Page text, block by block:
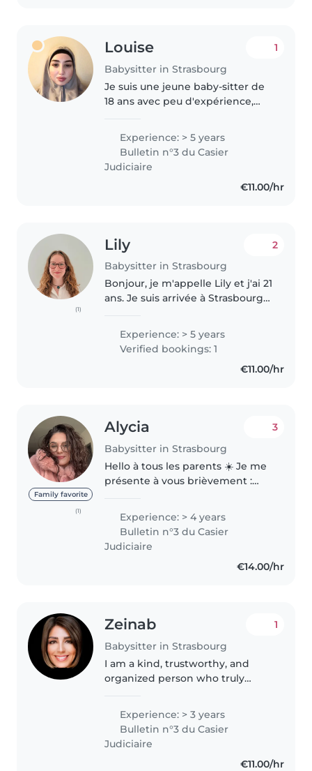
Louise
Babysitter in Strasbourg
1
Je suis une jeune baby-sitter de
18 ans avec peu d'expérience,
suis très responsable, patiente et
drôle avec les..
Experience: > 5 years
Bulletin n°3 du Casier
Judiciaire
€11.00/hr
(1)
Lily
Babysitter in Strasbourg
2
Bonjour, je m'appelle Lily et j'ai 21
ans. Je suis arrivée à Strasbourg il
école d'ingénieur chimiste. J'ai
ainsi pu reprendre le babysitting
Experience: > 5 years
Verified bookings: 1
€11.00/hr
Family favorite
(1)
Alycia
Babysitter in Strasbourg
3
Hello à tous les parents ☀️ Je me
présente à vous brièvement :
droit, je prépare désormais
l'examen d'entrée à l'école
d'avocats 🥑. J'organise mon
emploi..
Experience: > 4 years
Bulletin n°3 du Casier
Judiciaire
€14.00/hr
Zeinab
Babysitter in Strasbourg
1
I am a kind, trustworthy, and
organized person who truly
children. My professional
background has helped me
develop strong communication
skills, patience,..
Experience: > 3 years
Bulletin n°3 du Casier
Judiciaire
€11.00/hr